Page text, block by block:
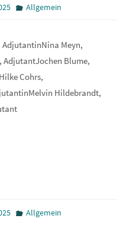
Allgemein
AdjutantinNina Meyn,
Blume,
Cohrs,
Hildebrandt,
Allgemein